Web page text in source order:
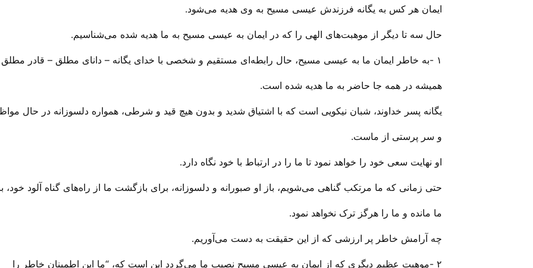
ایمان هر کس به یگانه فرزندش عیسی مسیح به وی هدیه می‌‌شود.
حال سه تا دیگر از موهبت‌های الهی را که در ایمان به عیسی مسیح به ما هدیه شده می‌‌شناسیم.
۱ -به خاطر ایمان ما به عیسی مسیح، حال رابطه‌ای مستقیم و شخصی با خدای یگانه – دانای مطلق – قادر مطلق و
همیشه در همه جا حاضر به ما هدیه شده است.
یگانه پسر خداوند، شبان نیکویی است که با اشتیاق شدید و بدون هیچ قید و شرطی، همواره دلسوزانه در حال
و سر پرستی از ماست.
او نهایت سعی خود را خواهد نمود تا ما را در ارتباط با خود نگاه دارد.
حتی زمانی که ما مرتکب گناهی می‌‌شویم، باز او صبورانه و دلسوزانه، برای بازگشت ما از راه‌های گناه آلود خود،
ما مانده و ما را هرگز ترک نخواهد نمود.
چه آرامش خاطر پر ارزشی که از این حقیقت به دست می‌‌آوریم.
۲ -موهبت عظیم دیگری که از ایمان به عیسی مسیح نصیب ما می‌‌گردد این است که، “ما این اطمینان خاطر را